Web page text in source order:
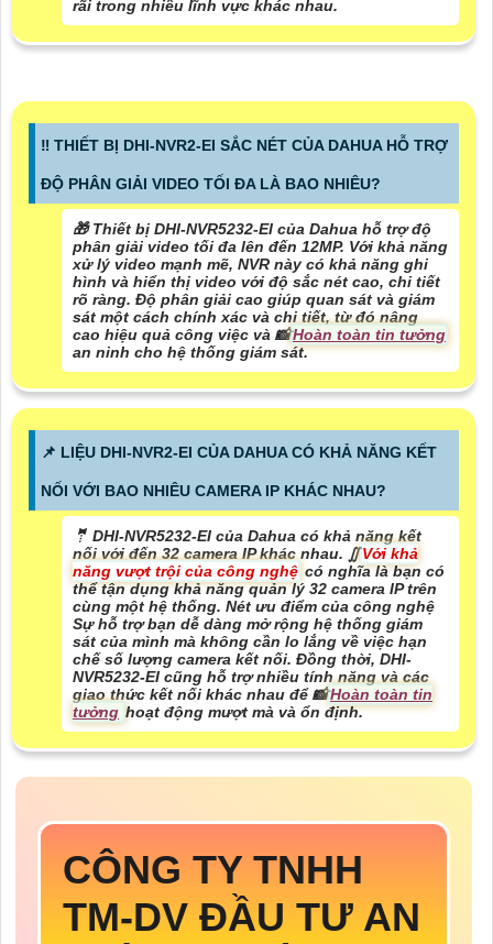
rãi trong nhiều lĩnh vực khác nhau.
‼️ THIẾT BỊ DHI-NVR2-EI SẮC NÉT CỦA DAHUA HỖ TRỢ
ĐỘ PHÂN GIẢI VIDEO TỐI ĐA LÀ BAO NHIÊU?
🎁 Thiết bị DHI-NVR5232-EI của Dahua hỗ trợ độ
phân giải video tối đa lên đến 12MP. Với khả năng
xử lý video mạnh mẽ, NVR này có khả năng ghi
hình và hiển thị video với độ sắc nét cao, chi tiết
rõ ràng. Độ phân giải cao giúp quan sát và giám
sát một cách chính xác và chi tiết, từ đó nâng
cao hiệu quả công việc và 📸Hoàn toàn tin tưởng
an ninh cho hệ thống giám sát.
📌 LIỆU DHI-NVR2-EI CỦA DAHUA CÓ KHẢ NĂNG KẾT
NỐI VỚI BAO NHIÊU CAMERA IP KHÁC NHAU?
🤵 DHI-NVR5232-EI của Dahua có khả năng kết
nối với đến 32 camera IP khác nhau. ∬Với khả
năng vượt trội của công nghệ có nghĩa là bạn có
thể tận dụng khả năng quản lý 32 camera IP trên
cùng một hệ thống. Nét ưu điểm của công nghệ
Sự hỗ trợ bạn dễ dàng mở rộng hệ thống giám
sát của mình mà không cần lo lắng về việc hạn
chế số lượng camera kết nối. Đồng thời, DHI-
NVR5232-EI cũng hỗ trợ nhiều tính năng và các
giao thức kết nối khác nhau để 📸Hoàn toàn tin
tưởng hoạt động mượt mà và ổn định.
CÔNG TY TNHH
TM-DV ĐẦU TƯ AN